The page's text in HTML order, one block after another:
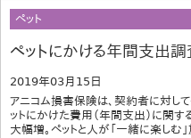
ペット
ペットにかける年間支出調
2019年03月15日
アニコム損害保険は、契約者に対し
ットにかけた費用（年間支出）に関
大幅増。ペットと人が「一緒に楽しむ